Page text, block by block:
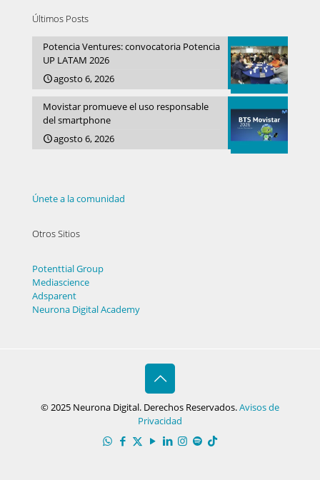
Últimos Posts
Potencia Ventures: convocatoria Potencia
UP LATAM 2026
agosto 6, 2026
Movistar promueve el uso responsable
del smartphone
agosto 6, 2026
Únete a la comunidad
Otros Sitios
Potenttial Group
Mediascience
Adsparent
Neurona Digital Academy
© 2025 Neurona Digital. Derechos Reservados.Avisos de
Privacidad